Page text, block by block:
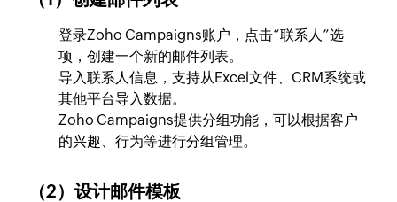
登录Zoho Campaigns账户，点击“联系人”选
项，创建一个新的邮件列表。
导入联系人信息，支持从Excel文件、CRM系统或
其他平台导入数据。
Zoho Campaigns提供分组功能，可以根据客户
的兴趣、行为等进行分组管理。
（2）设计邮件模板